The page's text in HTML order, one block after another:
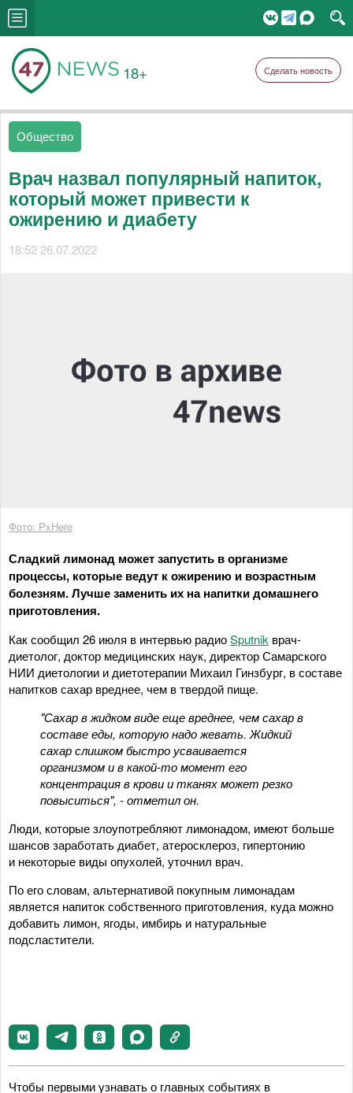
18+ Сделать новость
Общество
Врач назвал популярный напиток,
который может привести к
ожирению и диабету
18:52 26.07.2022
Фото: PxHere
Сладкий лимонад может запустить в организме
процессы, которые ведут к ожирению и возрастным
болезням. Лучше заменить их на напитки домашнего
приготовления.
Как сообщил 26 июля в интервью радиоSputnik врач-
диетолог, доктор медицинских наук, директор Самарского
НИИ диетологии и диетотерапии Михаил Гинзбург, в составе
напитков сахар вреднее, чем в твердой пище.
"Сахар в жидком виде еще вреднее, чем сахар в
составе еды, которую надо жевать. Жидкий
сахар слишком быстро усваивается
организмом и в какой-то момент его
концентрация в крови и тканях может резко
повыситься", - отметил он.
Люди, которые злоупотребляют лимонадом, имеют больше
шансов заработать диабет, атеросклероз, гипертонию
и некоторые виды опухолей, уточнил врач.
По его словам, альтернативой покупным лимонадам
является напиток собственного приготовления, куда можно
добавить лимон, ягоды, имбирь и натуральные
подсластители.
Чтобы первыми узнавать о главных событиях в